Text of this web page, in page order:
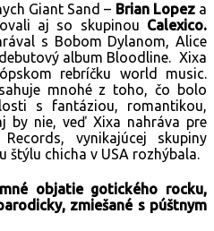
Giant Sand – Brian Lopeza
aj so skupinou Calexico.
s Bobom Dylanom, Alice
album Bloodline. Xixa
rebríčku world music.
mnohé z toho, čo bolo
s fantáziou, romantikou,
by nie, veď Xixa nahráva pre
vynikajúcej skupiny
štýlu chicha v USA rozhýbala.
objatie gotického rocku,
zmiešané s púštnym